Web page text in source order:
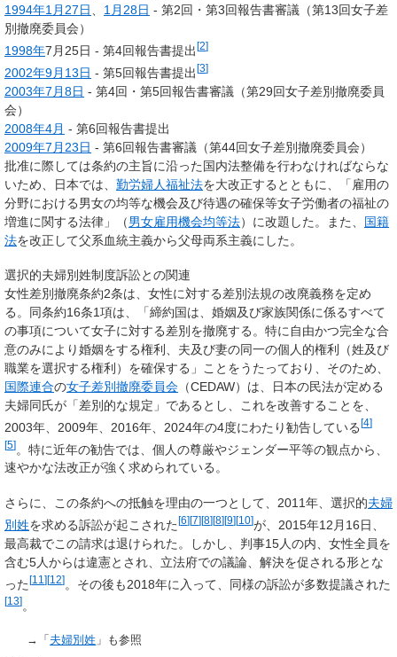
1994年1月27日、 1月28日 - 第2回・第3回報告書審議（第13回女子差
別撤廃委員会）
1998年7月25日 - 第4回報告書提出 [2]
2002年9月13日 - 第5回報告書提出[3]
2003年7月8日 - 第4回・第5回報告書審議（第29回女子差別撤廃委員
会）
2008年4月 - 第6回報告書提出
2009年7月23日 - 第6回報告書審議（第44回女子差別撤廃委員会）
批准に際しては条約の主旨に沿った国内法整備を行わなければならな
いため、日本では、 勤労婦人福祉法を大改正するとともに、「雇用の
分野における男女の均等な機会及び待遇の確保等女子労働者の福祉の
増進に関する法律」（男女雇用機会均等法）に改題した。また、 国籍
法を改正して父系血統主義から父母両系主義にした。
選択的夫婦別姓制度訴訟との関連
女性差別撤廃条約2条は、女性に対する差別法規の改廃義務を定め
る。同条約16条1項は、「締約国は、婚姻及び家族関係に係るすべて
の事項について女子に対する差別を撤廃する。特に自由かつ完全な合
意のみにより婚姻をする権利、夫及び妻の同一の個人的権利（姓及び
職業を選択する権利）を確保する」ことをうたっており、そのため、
国際連合の女子差別撤廃委員会 （CEDAW）は、日本の民法が定める
夫婦同氏が「差別的な規定」であるとし、これを改善することを、
2003年、2009年、2016年、2024年の4度にわたり勧告している [4]
[5]。特に近年の勧告では、個人の尊厳やジェンダー平等の観点から、
速やかな法改正が強く求められている。
さらに、この条約への抵触を理由の一つとして、2011年、選択的夫婦
別姓を求める訴訟が起こされた [6][7][8][8][9][10]が、2015年12月16日、
最高裁でこの請求は退けられた。しかし、判事15人の内、女性全員を
含む5人からは違憲とされ、立法府での議論、解決を促される形とな
った[11 ][12]。その後も2018年に入って、同様の訴訟が多数提議された
[13] 。
→「 夫婦別姓 」も参照